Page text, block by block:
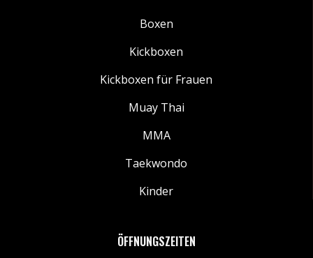
Boxen
Kickboxen
Kickboxen für Frauen
Muay Thai
MMA
Taekwondo
Kinder
ÖFFNUNGSZEITEN